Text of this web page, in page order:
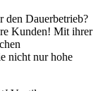
den Dauerbetrieb?
Kunden! Mit ihrer
nicht nur hohe